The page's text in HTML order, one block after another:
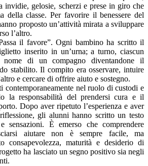
invidie, gelosie, scherzi e prese in giro che
della classe. Per favorire il benessere del
proposto un’attività mirata a sviluppare
l’altro.
il favore”. Ogni bambino ha scritto il
inserito in un’urna; a turno, ciascun
di un compagno diventandone il
stabilito. Il compito era osservare, intuire
e cercare di offrire aiuto e sostegno.
contemporaneamente nel ruolo di custodi e
la responsabilità del prendersi cura e il
Dopo aver ripetuto l’esperienza e aver
gli alunni hanno scritto un testo
sensazioni. È emerso che comprendere
aiutare non è sempre facile, ma
consapevolezza, maturità e desiderio di
ha lasciato un segno positivo sia negli